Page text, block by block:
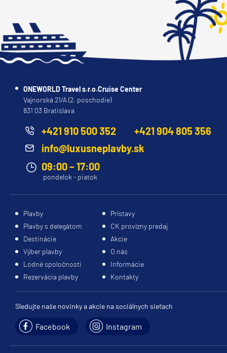
ONEWORLD Travel s.r.o.Cruise Center
Vajnorská 21/A (2. poschodie)
831 03 Bratislava
+421 910 500 352
+421 904 805 356
info@luxusneplavby.sk
09:00 – 17:00
pondelok - piatok
Plavby
Prístavy
Plavby s delegátom
CK provízny predaj
Destinácie
Akcie
Výber plavby
O nás
Lodné spoločnosti
Informácie
Rezervácia plavby
Kontakty
Sledujte naše novinky a akcie na sociálnych sieťach
Facebook Instagram